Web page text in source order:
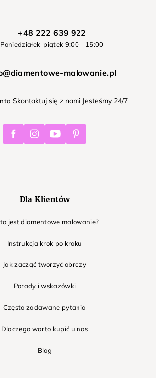
+48 222 639 922
Poniedziałek-piątek 9:00 - 15:00
malowanie.pl
Skontaktuj się z nami Jesteśmy 24/7
FacebookInstagramYoutube Pinterest
Dla Klientów
to jest diamentowe malowanie?
Instrukcja krok po kroku
Jak zacząć tworzyć obrazy
Porady i wskazówki
Często zadawane pytania
Dlaczego warto kupić u nas
Blog